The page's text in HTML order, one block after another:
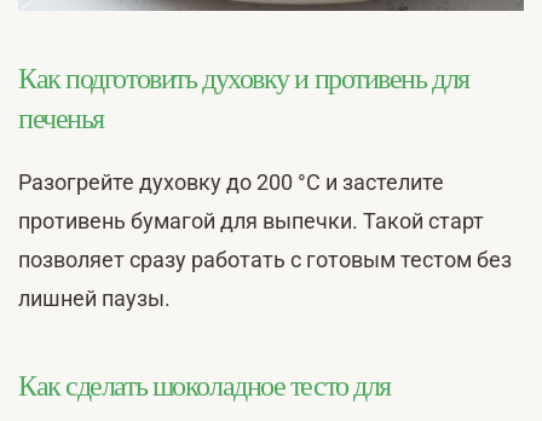
Как подготовить духовку и противень для
печенья
Разогрейте духовку до 200 °С и застелите
противень бумагой для выпечки. Такой старт
позволяет сразу работать с готовым тестом без
лишней паузы.
Как сделать шоколадное тесто для